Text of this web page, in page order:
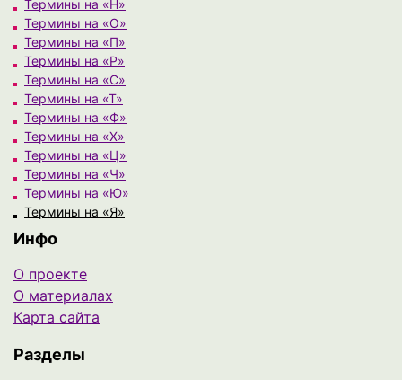
Термины на «Н»
Термины на «О»
Термины на «П»
Термины на «Р»
Термины на «С»
Термины на «Т»
Термины на «Ф»
Термины на «Х»
Термины на «Ц»
Термины на «Ч»
Термины на «Ю»
Термины на «Я»
Инфо
О проекте
О материалах
Карта сайта
Разделы